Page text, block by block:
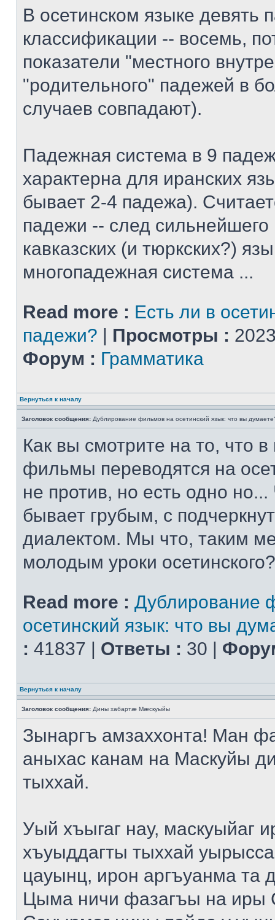
В осетинском языке девять
классификации -- восемь,
показатели "местного
"родительного" падежей в
случаев совпадают).
Падежная система в 9
характерна для иранских
бывает 2-4 падежа).
падежи -- след сильнейшего
кавказских (и тюркских?)
многопадежная система ...
Read more : Есть ли в
падежи? | Просмотры :
Форум : Грамматика
Вернуться к началу
Заголовок сообщения: Дублирование фильмов на осетинский язык: что вы
Как вы смотрите на то, что
фильмы переводятся на
не против, но есть одно
бывает грубым, с
диалектом. Мы что, таким
молодым уроки
Read more : Дублирование
осетинский язык: что вы
: 41837 | Ответы : 30 |
Вернуться к началу
Заголовок сообщения: Дины хабартæ Мæскуыйы
Зынаргъ амзаххонта! Ман
аныхас канам на Маскуйы
тыххай.
Уый хъыгаг нау, маскуыйаг
хъуыддагты тыххай
цауынц, ирон аргъуанма та
Цыма ничи фазагъы на иры